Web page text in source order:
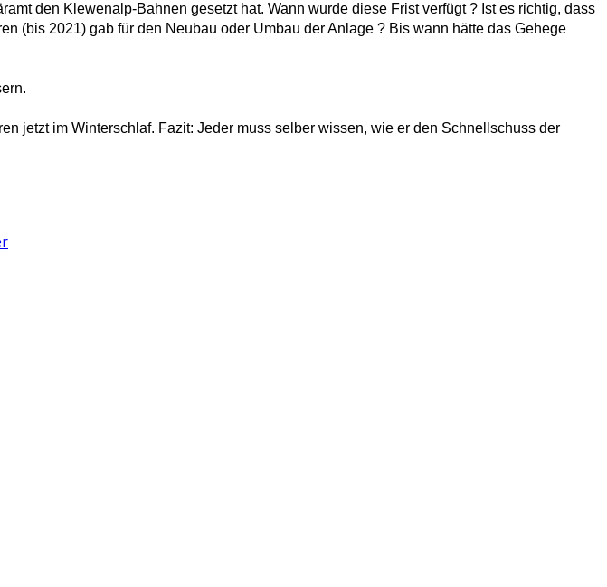
den Klewenalp-Bahnen gesetzt hat. Wann wurde diese Frist verfügt ? Ist es richtig, dass
(bis 2021) gab für den Neubau oder Umbau der Anlage ? Bis wann hätte das Gehege
jetzt im Winterschlaf. Fazit: Jeder muss selber wissen, wie er den Schnellschuss der